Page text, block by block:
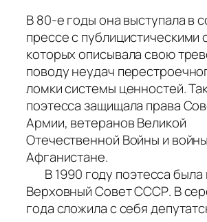
В 80-е годы она выступала в
прессе с публицистическими
которых описывала свою
поводу неудач
ломки системы ценностей.
поэтесса защищала права
Армии, ветеранов Великой
Отечественной Войны и
Афганистане.
В 1990 году поэтесса была
Верховный Совет СССР. В
года сложила с себя